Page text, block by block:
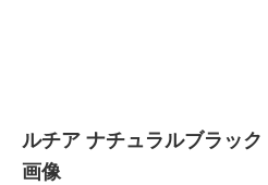
ルチア ナチュラルブラッ
画像